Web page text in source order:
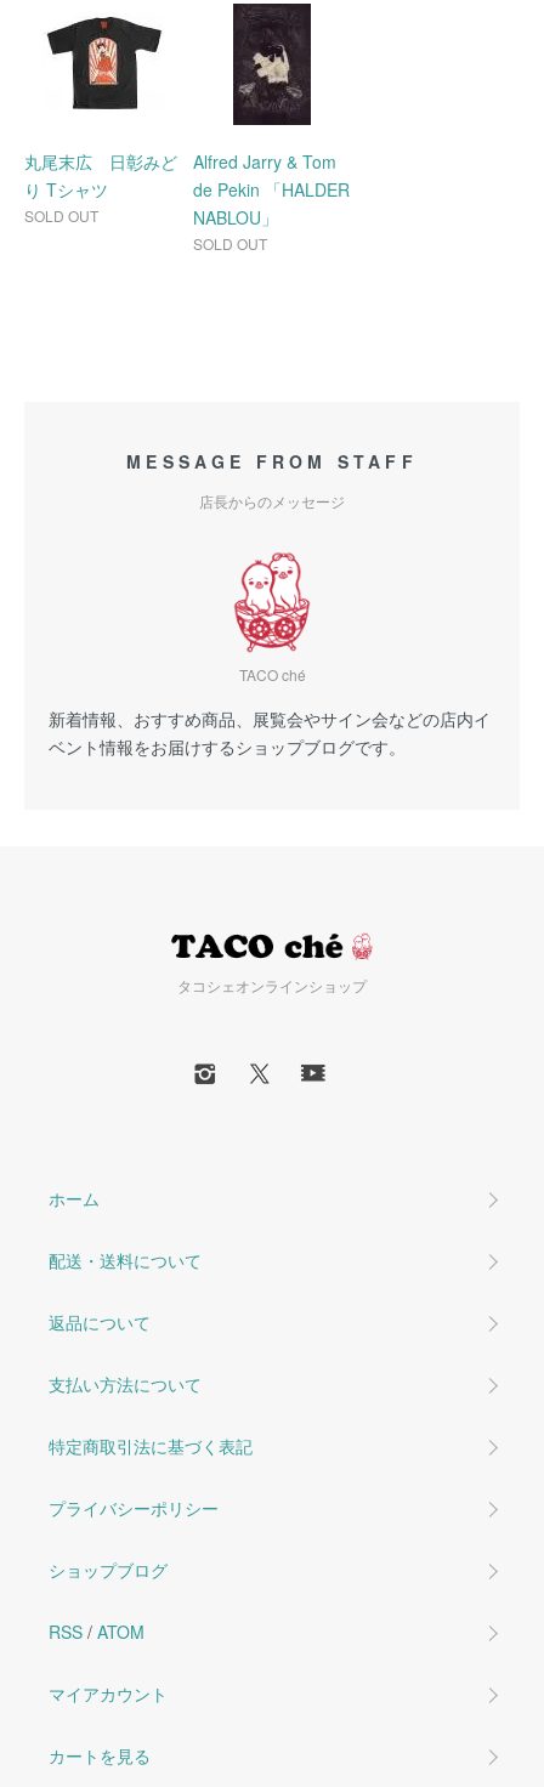
丸尾末広 日彰みど
り Tシャツ
SOLD OUT
Alfred Jarry & Tom
de Pekin 「HALDER
NABLOU」
SOLD OUT
MESSAGE FROM STAFF
店長からのメッセージ
TACO ché
新着情報、おすすめ商品、展覧会やサイン会などの店内イ
ベント情報をお届けするショップブログです。
タコシェオンラインショップ
ホーム
配送・送料について
返品について
支払い方法について
特定商取引法に基づく表記
プライバシーポリシー
ショップブログ
RSS / ATOM
マイアカウント
カートを見る